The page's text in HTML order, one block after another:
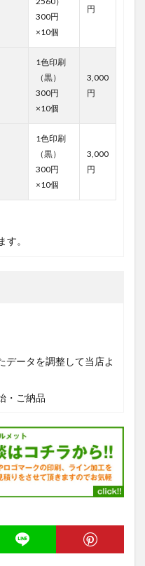
300円
×10個
円
1色印刷
（黒）
300円
×10個
3,000
円
1色印刷
（黒）
300円
×10個
3,000
円
。
データを調整して当店よ
・ご納品